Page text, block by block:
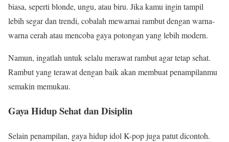
biasa, seperti blonde, ungu, atau biru. Jika kamu ingin tampil
lebih segar dan trendi, cobalah mewarnai rambut dengan warna-
warna cerah atau mencoba gaya potongan yang lebih modern.
Namun, ingatlah untuk selalu merawat rambut agar tetap sehat.
Rambut yang terawat dengan baik akan membuat penampilanmu
semakin memukau.
Gaya Hidup Sehat dan Disiplin
Selain penampilan, gaya hidup idol K-pop juga patut dicontoh.